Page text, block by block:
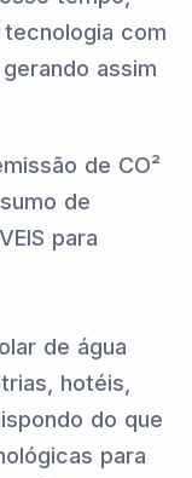
com
gerando assim
de CO²
de
para
de água
hotéis,
do que
para